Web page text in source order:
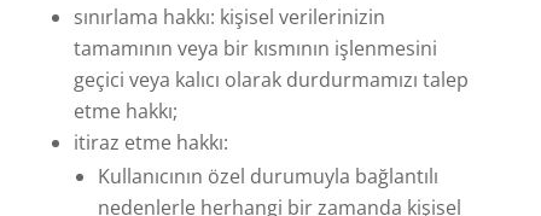
sınırlama hakkı: kişisel verilerinizin
tamamının veya bir kısmının işlenmesini
geçici veya kalıcı olarak durdurmamızı talep
etme hakkı;
itiraz etme hakkı:
Kullanıcının özel durumuyla bağlantılı
nedenlerle herhangi bir zamanda kişisel